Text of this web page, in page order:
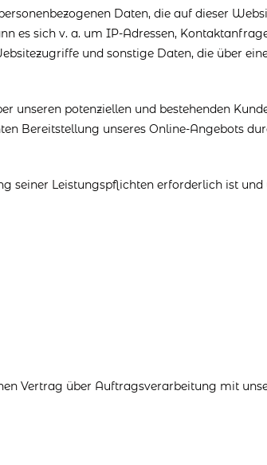
Daten, die auf dieser
es sich v. a. um IP-Adressen,
und sonstige Daten, die über
unseren potenziellen und bestehenden
Bereitstellung unseres Online-Angebots
seiner Leistungspflichten erforderlich ist und
Vertrag über Auftragsverarbeitung mit